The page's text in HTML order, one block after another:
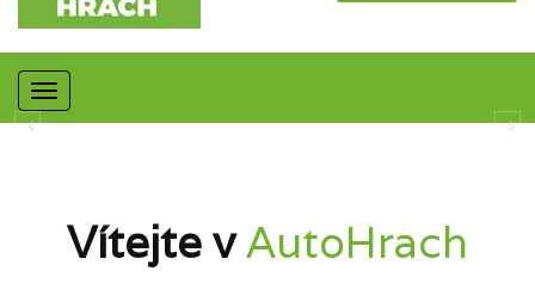
Mobilní
navigace
Vítejte vAutoHrach